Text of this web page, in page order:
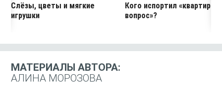
Слёзы, цветы и мягкие
игрушки
Кого испортил
вопрос»?
МАТЕРИАЛЫ АВТОРА:
АЛИНА МОРОЗОВА